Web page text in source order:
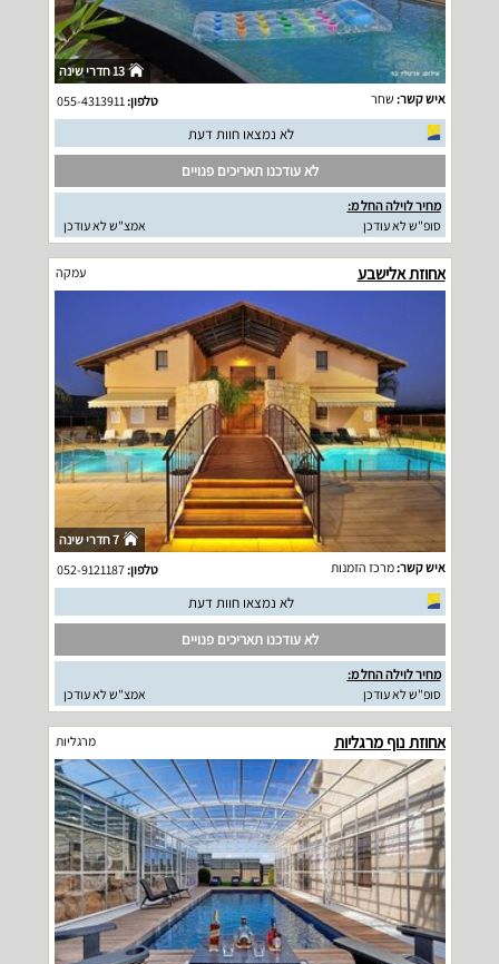
13 חדרי שינה
איש קשר: שחר טלפון:
לא נמצאו חוות דעת
לא עודכנו תאריכים פנויים
מחיר לוילה החל מ:
סופ"ש לא עודכן
אמצ"ש לא עודכן
אחוזת אלישבע עמקה
7 חדרי שינה
איש קשר:מרכז הזמנות טלפון:052-9121187
לא נמצאו חוות דעת
לא עודכנו תאריכים פנויים
מחיר לוילה החל מ:
סופ"ש לא עודכן
אמצ"ש לא עודכן
אחוזת נוף מרגליות מרגליות